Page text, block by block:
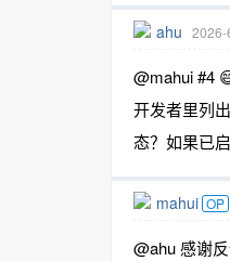
ahu 2026-
@mahui #4
开发者里列
态？如果已
mahui OP
@ahu 感谢